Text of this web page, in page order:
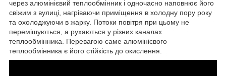
через алюмінієвий теплообмінник і одночасно наповнює його
свіжим з вулиці, нагріваючи приміщення в холодну пору року
та охолоджуючи в жарку. Потоки повітря при цьому не
перемішуються, а рухаються у різних каналах
теплообмінника. Перевагою саме алюмінієвого
теплообмінника є його стійкість до окислення.